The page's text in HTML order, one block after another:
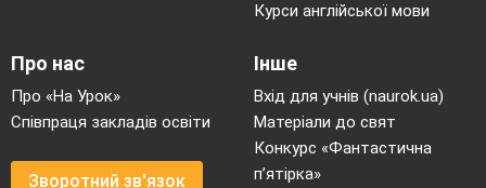
Курси англійської мови
Про нас
Про «На Урок»
Співпраця закладів освіти
Зворотний зв'язок
Інше
Вхід для учнів (naurok.ua)
Матеріали до свят
Конкурс «Фантастична
п’ятірка»